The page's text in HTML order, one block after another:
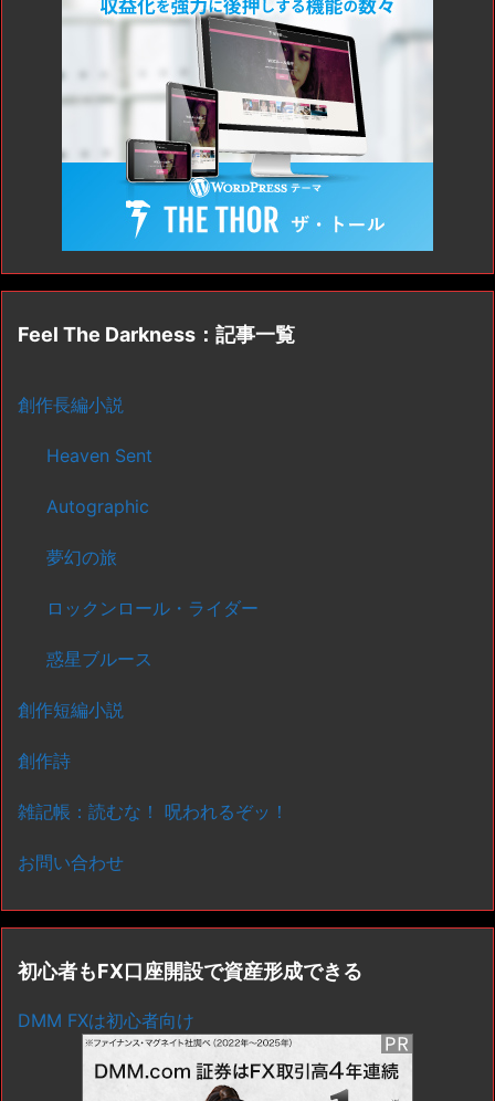
Feel The Darkness：記事一覧
創作長編小説
Heaven Sent
Autographic
夢幻の旅
ロックンロール・ライダー
惑星ブルース
創作短編小説
創作詩
雑記帳：読むな！ 呪われるぞッ！
お問い合わせ
初心者もFX口座開設で資産形成できる
DMM FXは初心者向け